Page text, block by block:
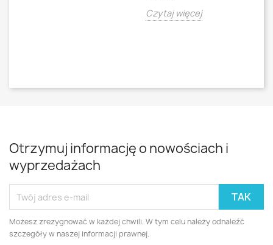
Czytaj więcej
Otrzymuj informację o nowościach i
wyprzedażach
Możesz zrezygnować w każdej chwili. W tym celu należy odnaleźć
szczegóły w naszej informacji prawnej.